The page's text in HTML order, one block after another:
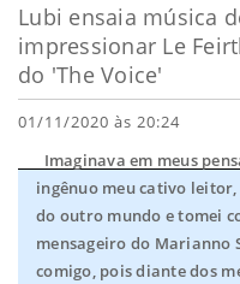
Lubi ensaia música
impressionar Le
do 'The Voice'
01/11/2020 às 20:24
Imaginava em meus
ingênuo meu cativo
do outro mundo e tomei
mensageiro do Marianno
comigo, pois diante dos